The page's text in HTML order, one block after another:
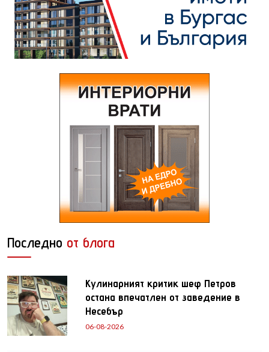
Последно от блога
Кулинарният критик шеф Петров
остана впечатлен от заведение в
Несебър
06-08-2026